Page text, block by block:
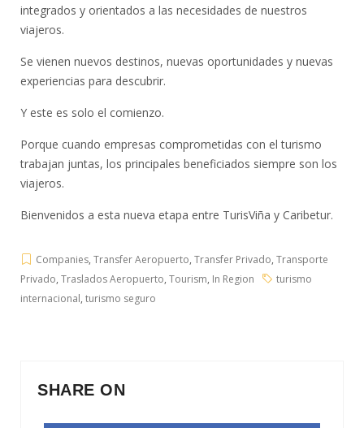
integrados y orientados a las necesidades de nuestros
viajeros.
Se vienen nuevos destinos, nuevas oportunidades y nuevas
experiencias para descubrir.
Y este es solo el comienzo.
Porque cuando empresas comprometidas con el turismo
trabajan juntas, los principales beneficiados siempre son los
viajeros.
Bienvenidos a esta nueva etapa entre TurisViña y Caribetur.
Companies, Transfer Aeropuerto, Transfer Privado, Transporte
Privado, Traslados Aeropuerto, Tourism, In Region
turismo
internacional, turismo seguro
SHARE ON